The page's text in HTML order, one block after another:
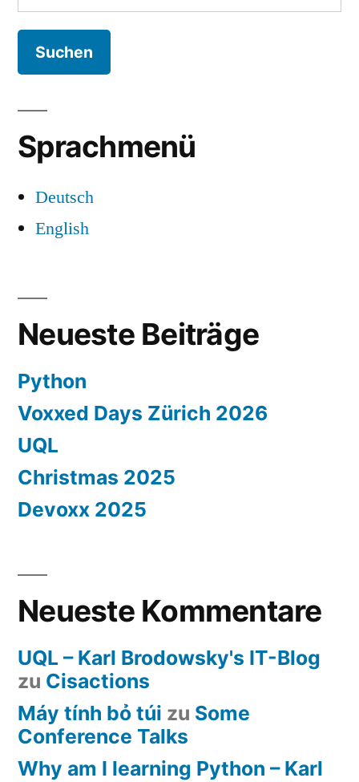
nach:
Sprachmenü
Deutsch
English
Neueste Beiträge
Python
Voxxed Days Zürich 2026
UQL
Christmas 2025
Devoxx 2025
Neueste Kommentare
UQL – Karl Brodowsky's IT-Blog
zu Cisactions
Máy tính bỏ túi zu Some
Conference Talks
Why am I learning Python – Karl